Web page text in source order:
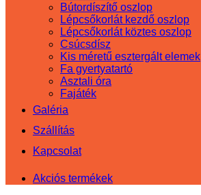
Bútordíszítő oszlop
Lépcsőkorlát kezdő oszlop
Lépcsőkorlát köztes oszlop
Csúcsdísz
Kis méretű esztergált elemek
Fa gyertyatartó
Asztali óra
Fajáték
Galéria
Szállítás
Kapcsolat
Akciós termékek